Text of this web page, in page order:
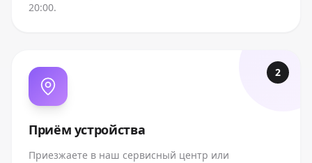
20:00.
2
Приём устройства
Приезжаете в наш сервисный центр или